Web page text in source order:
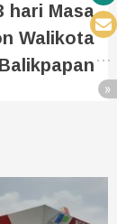
hari Masa
Walikota
Balikpapan